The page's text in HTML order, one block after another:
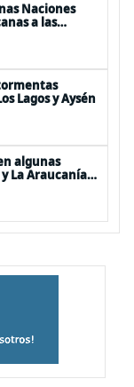
Naciones
a las
Lagos y Aysén
algunas
La Araucanía